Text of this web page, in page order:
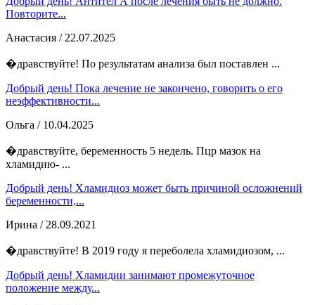
Повторите...
Анастасия / 22.07.2025
�дравствуйте! По результатам анализа был поставлен ...
Добрый день! Пока лечение не закончено, говорить о его
неэффективности...
Ольга / 10.04.2025
�дравствуйте, беременность 5 недель. Пцр мазок на
хламидию- ...
Добрый день! Хламидиоз может быть причиной осложнений
беременности,...
Ирина / 28.09.2021
�дравствуйте! В 2019 году я переболела хламидиозом, ...
Добрый день! Хламидии занимают промежуточное
положение между...